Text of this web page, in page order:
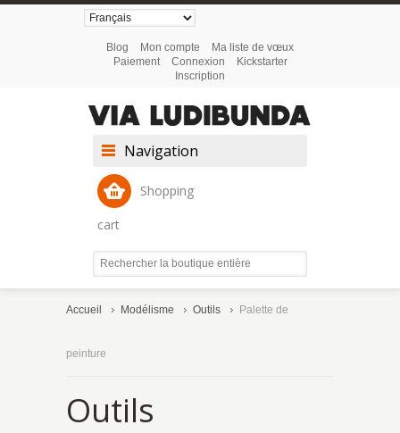
Blog Mon compte
Ma liste de vœux
Paiement
Connexion
Kickstarter
Inscription
Navigation
Shopping
cart
Accueil Modélisme Outils Palette de
peinture
Outils